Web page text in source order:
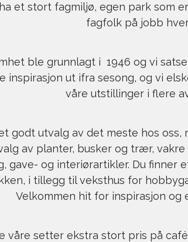
et stort fagmiljø, egen park som
fagfolk på jobb
ble grunnlagt i 1946 og vi
inspirasjon ut ifra sesong, og vi
våre utstillinger i flere
godt utvalg av det meste hos
av planter, busker og trær,
gave- og interiørartikler. Du finner
i tillegg til veksthus for
Velkommen hit for inspirasjon og
våre setter ekstra stort pris på